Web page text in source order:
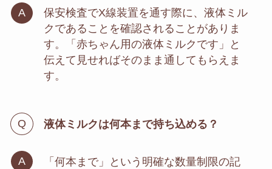
保安検査でX線装置を通す際に、液体ミル
クであることを確認されることがありま
す。「赤ちゃん用の液体ミルクです」と
伝えて見せればそのまま通してもらえま
す。
液体ミルクは何本まで持ち込める？
「何本まで」という明確な数量制限の記